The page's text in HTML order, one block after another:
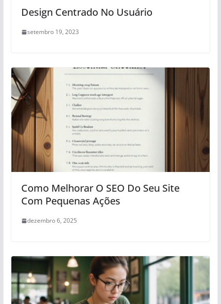
Design Centrado No Usuário
setembro 19, 2023
Como Melhorar O SEO Do Seu Site
Com Pequenas Ações
dezembro 6, 2025